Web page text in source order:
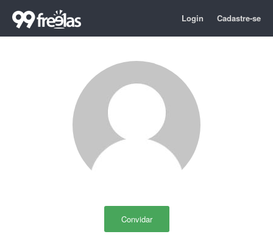
Login Cadastre-se
Convidar